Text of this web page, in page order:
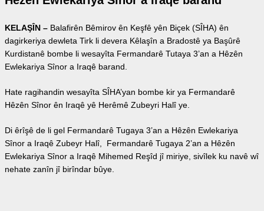
KELAŞÎN – Balafirên Bêmirov ên Keşfê yên Biçek (SÎHA) ên
dagirkeriya dewleta Tirk li devera Kêlaşîn a Bradostê ya Başûrê
Kurdistanê bombe li wesayîta Fermandarê Tutaya 3’an a Hêzên
Ewlekariya Sînor a Iraqê barand.
Hate ragihandin wesayîta SÎHA’yan bombe kir ya Fermandarê
Hêzên Sînor ên Iraqê yê Herêmê Zubeyri Halî ye.
Di êrîşê de li gel Fermandarê Tugaya 3’an a Hêzên Ewlekariya
Sînor a Iraqê Zubeyr Halî, Fermandarê Tugaya 2’an a Hêzên
Ewlekariya Sînor a Iraqê Mihemed Reşîd jî miriye, sivîlek ku navê wî
nehate zanîn jî birîndar bûye.